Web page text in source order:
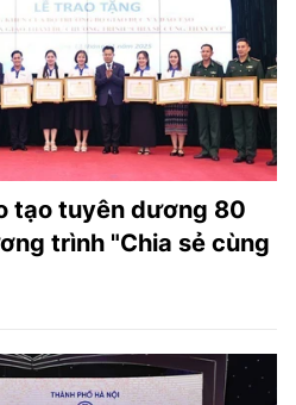
tạo tuyên dương 80
trình "Chia sẻ cùng